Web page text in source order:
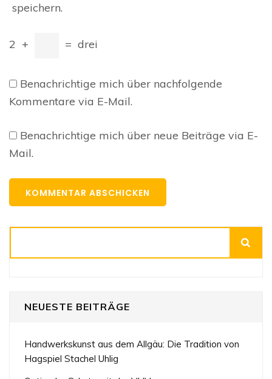
speichern.
2 + = drei
Benachrichtige mich über nachfolgende
Kommentare via E-Mail.
Benachrichtige mich über neue Beiträge via E-
Mail.
NEUESTE BEITRÄGE
Handwerkskunst aus dem Allgäu: Die Tradition von
Hagspiel Stachel Uhlig